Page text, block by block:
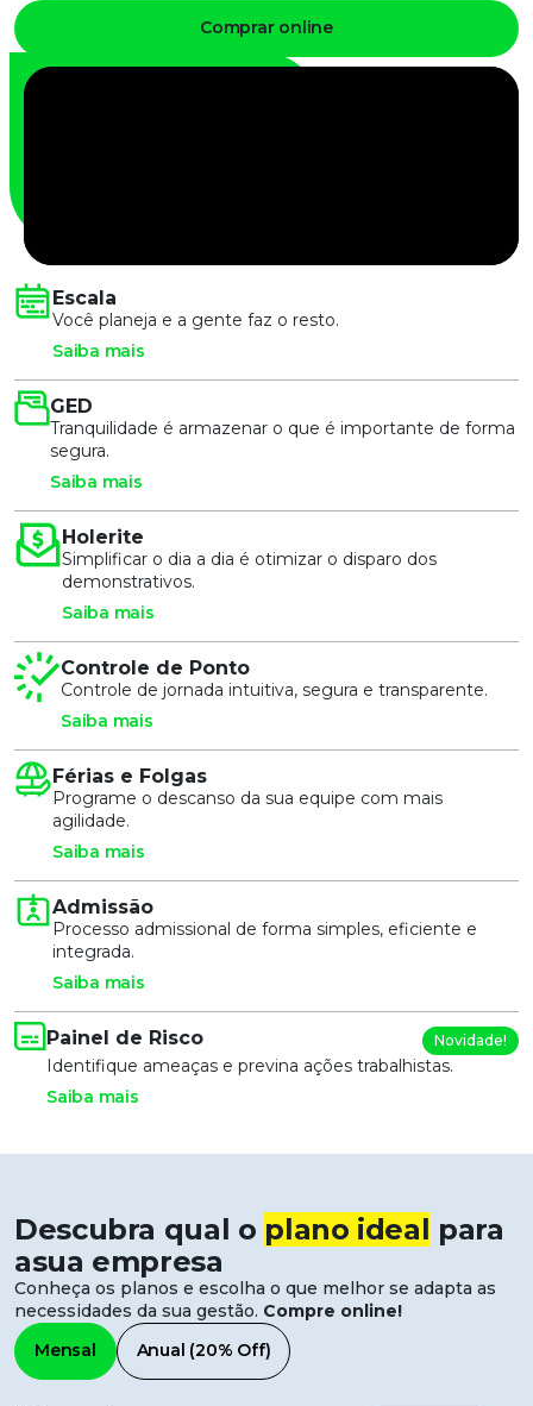
Comprar online
Escala
Você planeja e a gente faz o resto.
Saiba mais
GED
Tranquilidade é armazenar o que é importante de forma
segura.
Saiba mais
Holerite
Simplificar o dia a dia é otimizar o disparo dos
demonstrativos.
Saiba mais
Controle de Ponto
Controle de jornada intuitiva, segura e transparente.
Saiba mais
Férias e Folgas
Programe o descanso da sua equipe com mais
agilidade.
Saiba mais
Admissão
Processo admissional de forma simples, eficiente e
integrada.
Saiba mais
Painel de Risco Novidade!
Identifique ameaças e previna ações trabalhistas.
Saiba mais
Descubra qual o plano ideal para
asua empresa
Conheça os planos e escolha o que melhor se adapta as
necessidades da sua gestão. Compre online!
Mensal
Anual (20% Off)